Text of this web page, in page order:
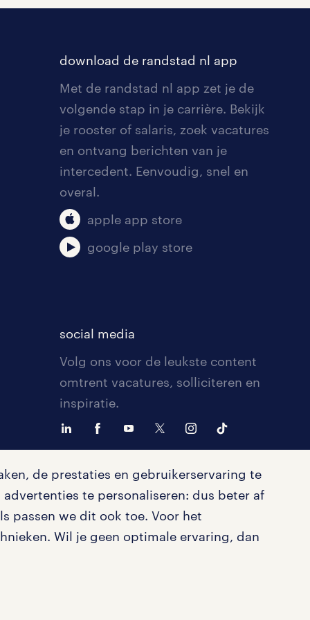
de prestaties en gebruikerservaring te
te personaliseren: dus beter af
passen we dit ook toe. Voor het
Wil je geen optimale ervaring, dan
download de randstad nl app
Met de randstad nl app zet je de
volgende stap in je carrière. Bekijk
je rooster of salaris, zoek vacatures
en ontvang berichten van je
intercedent. Eenvoudig, snel en
overal.
apple app store
google play store
social media
Volg ons voor de leukste content
omtrent vacatures, solliciteren en
inspiratie.